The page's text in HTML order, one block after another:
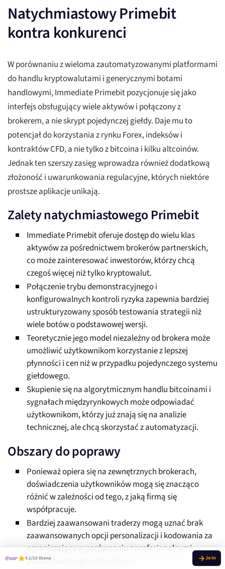
Natychmiastowy Primebit
kontra konkurenci
W porównaniu z wieloma zautomatyzowanymi platformami
do handlu kryptowalutami i generycznymi botami
handlowymi, Immediate Primebit pozycjonuje się jako
interfejs obsługujący wiele aktywów i połączony z
brokerem, a nie skrypt pojedynczej giełdy. Daje mu to
potencjał do korzystania z rynku Forex, indeksów i
kontraktów CFD, a nie tylko z bitcoina i kilku altcoinów.
Jednak ten szerszy zasięg wprowadza również dodatkową
złożoność i uwarunkowania regulacyjne, których niektóre
prostsze aplikacje unikają.
Zalety natychmiastowego Primebit
Immediate Primebit oferuje dostęp do wielu klas
aktywów za pośrednictwem brokerów partnerskich,
co może zainteresować inwestorów, którzy chcą
czegoś więcej niż tylko kryptowalut.
Połączenie trybu demonstracyjnego i
konfigurowalnych kontroli ryzyka zapewnia bardziej
ustrukturyzowany sposób testowania strategii niż
wiele botów o podstawowej wersji.
Teoretycznie jego model niezależny od brokera może
umożliwić użytkownikom korzystanie z lepszej
płynności i cen niż w przypadku pojedynczego systemu
giełdowego.
Skupienie się na algorytmicznym handlu bitcoinami i
sygnałach międzyrynkowych może odpowiadać
użytkownikom, którzy już znają się na analizie
technicznej, ale chcą skorzystać z automatyzacji.
Obszary do poprawy
Ponieważ opiera się na zewnętrznych brokerach,
doświadczenia użytkowników mogą się znacząco
różnić w zależności od tego, z jaką firmą się
współpracuje.
Bardziej zaawansowani traderzy mogą uznać brak
zaawansowanych opcji personalizacji i kodowania za
ograniczający w porównaniu z profesjonalnymi
platformami algorytmicznymi.
9.2/10 Ocena